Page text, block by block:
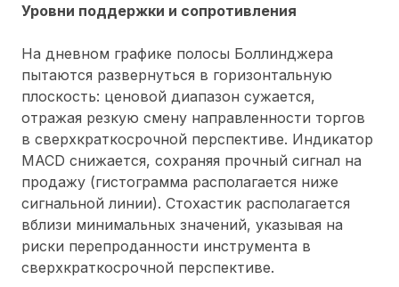
Уровни поддержки и сопротивления
На дневном графике полосы Боллинджера
пытаются развернуться в горизонтальную
плоскость: ценовой диапазон сужается,
отражая резкую смену направленности торгов
в сверхкраткосрочной перспективе. Индикатор
MACD снижается, сохраняя прочный сигнал на
продажу (гистограмма располагается ниже
сигнальной линии). Стохастик располагается
вблизи минимальных значений, указывая на
риски перепроданности инструмента в
сверхкраткосрочной перспективе.